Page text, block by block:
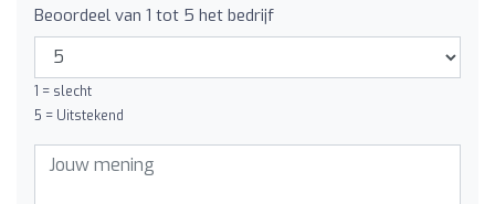
Beoordeel van 1 tot 5 het bedrijf
1 = slecht
5 = Uitstekend